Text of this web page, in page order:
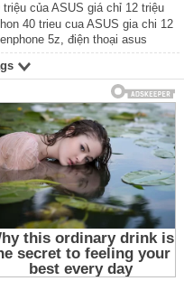
của ASUS giá chỉ 12 triệu
40 trieu cua ASUS gia chi 12
5z điện thoại asus
5z,Điện thoại di động ASUS
5z
Smartphone ASUS